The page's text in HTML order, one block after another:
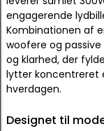
engagerende
Kombinationen af
woofere og
og klarhed, der
lytter koncentreret
hverdagen.
Designet til